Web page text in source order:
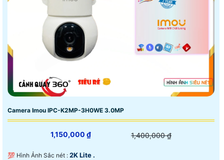
Camera Imou IPC-K2MP-3H0WE 3.0MP
1,150,000 ₫ 1,400,000 ₫
💯 Hình Ảnh Sắc nét : 2K Lite .